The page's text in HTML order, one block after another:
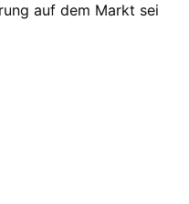
auf dem Markt sei